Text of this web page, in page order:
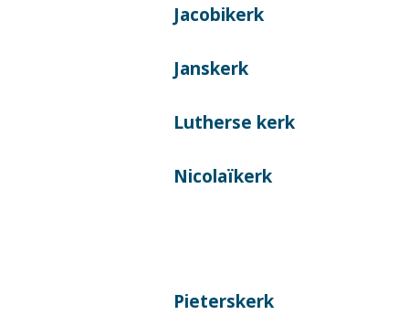
Jacobikerk
Janskerk
Lutherse kerk
Nicolaïkerk
Pieterskerk